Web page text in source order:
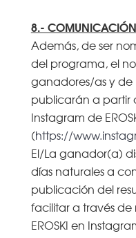
8.-
Además, de ser
del programa, el
ganadores/as y de
publicarán a partir
Instagram de
(https://
El/La ganador(a)
días naturales a
publicación del
facilitar a través
EROSKI en